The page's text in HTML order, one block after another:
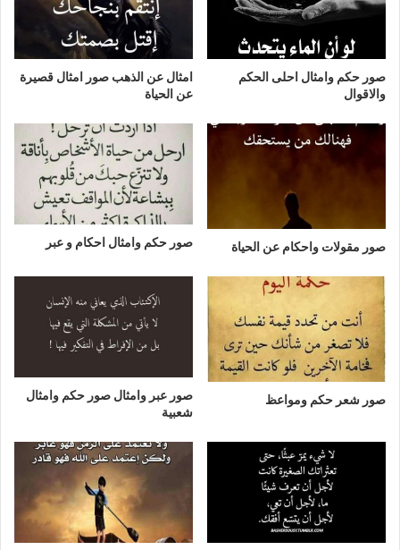
صور حكم وامثال احلى الحكم
والاقوال
امثال عن الذهب صور امثال قصيرة
عن الحياة
صور مقولات واحكام عن الحياة صور حكم وامثال احكام و عبر
صور شعر حكم ومواعظ
صور عبر وامثال صور حكم وامثال
شعبية